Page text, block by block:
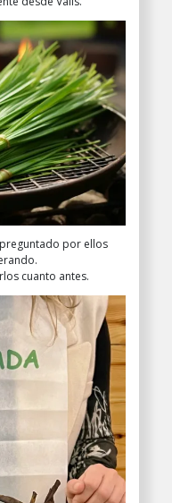
por ellos
cuanto antes.